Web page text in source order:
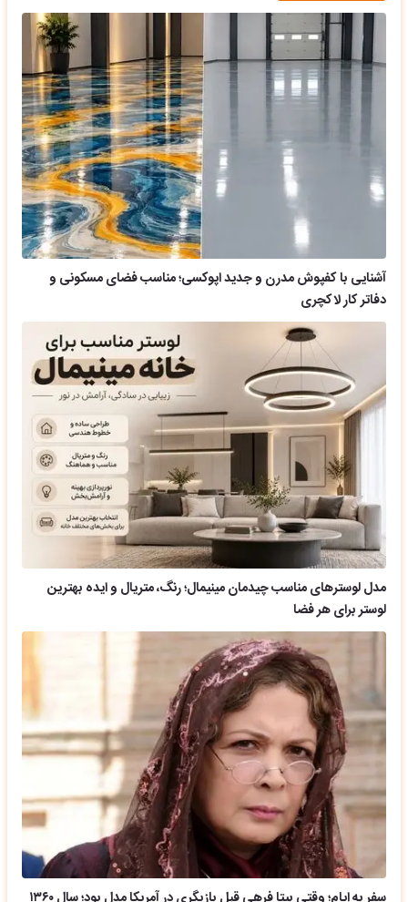
آشنایی با کفپوش مدرن و جدید اپوکسی؛ مناسب فضای مسکونی و
دفاتر کار لاکچری
مدل لوسترهای مناسب چیدمان مینیمال؛ رنگ، متریال و ایده بهترین
لوستر برای هر فضا